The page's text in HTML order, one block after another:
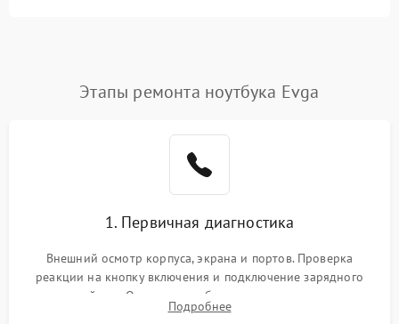
Этапы ремонта ноутбука Evga
1. Первичная диагностика
Внешний осмотр корпуса, экрана и портов. Проверка
реакции на кнопку включения и подключение зарядного
устройства. Оценка потребления тока с помощью
лабораторного блока питания для локализации проблемы.
Подробнее